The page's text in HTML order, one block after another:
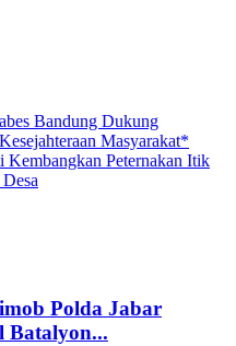
Bandung Dukung
Masyarakat*
Peternakan Itik
Polda Jabar
Batalyon...